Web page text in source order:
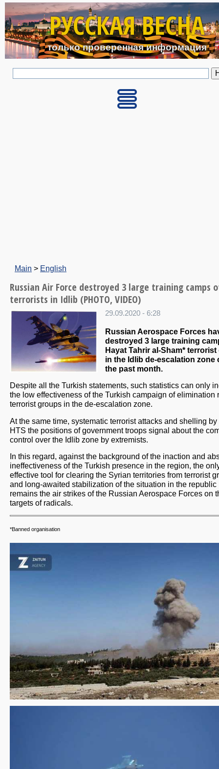
Перейти к основному
РУССКАЯ ВЕСНА
только проверенная информация
Main > English
Russian Air Force destroyed 3 large training camps
terrorists in Idlib (PHOTO, VIDEO)
29.09.2020 - 6:28
Russian Aerospace Forces
destroyed 3 large training
Hayat Tahrir al-Sham*
in the Idlib de-escalation zone
the past month.
Despite all the Turkish statements, such statistics can only
the low effectiveness of the Turkish campaign of elimination
terrorist groups in the de-escalation zone.
At the same time, systematic terrorist attacks and shelling by
HTS the positions of government troops signal about the
control over the Idlib zone by extremists.
In this regard, against the background of the inaction and
ineffectiveness of the Turkish presence in the region, the
effective tool for clearing the Syrian territories from terrorist
and long-awaited stabilization of the situation in the republic
remains the air strikes of the Russian Aerospace Forces on
targets of radicals.
*Banned organisation